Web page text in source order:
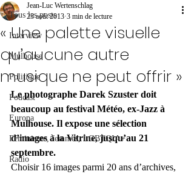
Tous les posts
Interview
Mulhouse
Politique
Podcast
Europa
Féminisme, femmes, LGBTQIA+
Radio
« Une palette visuelle
qu’aucune autre
musique ne peut offrir »
Jean-Luc Wertenschlag
23 août 2013 3 min de lecture
Le photographe Darek Szuster doit
beaucoup au festival Météo, ex-Jazz à
Mulhouse. Il expose une sélection
d’images à la Vitrine, jusqu’au 21
septembre.
Choisir 16 images parmi 20 ans d’archives,